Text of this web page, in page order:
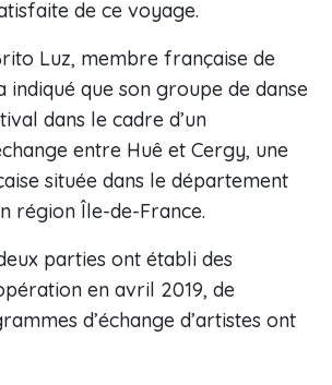
de ce voyage.
Luz, membre française de
indiqué que son groupe de danse
dans le cadre d’un
entre Huê et Cergy, une
située dans le département
région Île-de-France.
parties ont établi des
en avril 2019, de
d’échange d’artistes ont